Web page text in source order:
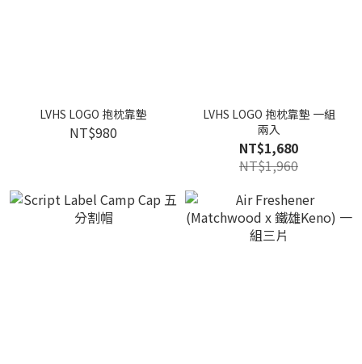
LVHS LOGO 抱枕靠墊
NT$980
LVHS LOGO 抱枕靠墊 一組
兩入
NT$1,680
NT$1,960